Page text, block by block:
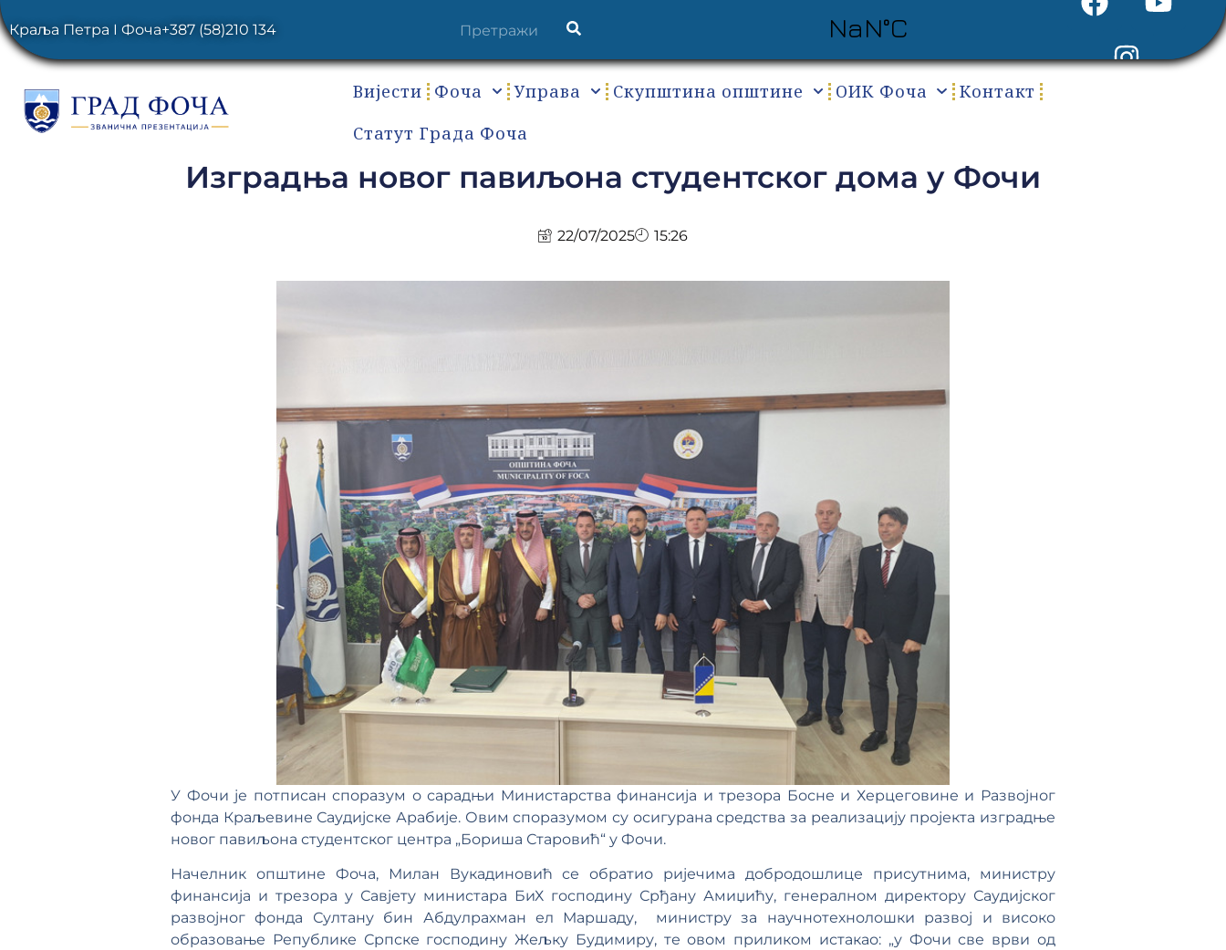
Краља Петра I Фоча+387 (58)210 134
Вијести Фоча Управа Скупштина општине ОИК Фоча
Контакт
Статут Града Фоча
Изградња новог павиљона студентског дома у Фочи
22/07/2025 15:26
У Фочи је потписан споразум о сарадњи Mинистарства финансија и трезора Босне и Херцеговине и Развојног
фонда Краљевине Саудијске Арабије. Овим споразумом су осигурана средства за реализацију пројекта изградње
новог павиљона студентског центра „Бориша Старовић“ у Фочи.
Начелник општине Фоча, Милан Вукадиновић се обратио ријечима добродошлице присутнима, министру
финансија и трезора у Савјету министара БиХ господину Срђану Амиџићу, генералном директору Саудијског
развојног фонда Султану бин Абдулрахман ел Маршаду, министру за научнотехнолошки развој и високо
образовање Републике Српске господину Жељку Будимиру, те овом приликом истакао: „у Фочи све врви од